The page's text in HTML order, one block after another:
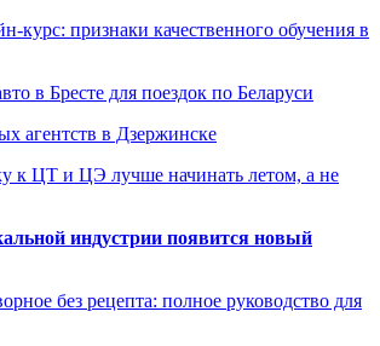
курс: признаки качественного обучения в
в Бресте для поездок по Беларуси
агентств в Дзержинске
к ЦТ и ЦЭ лучше начинать летом, а не
индустрии появится новый
без рецепта: полное руководство для